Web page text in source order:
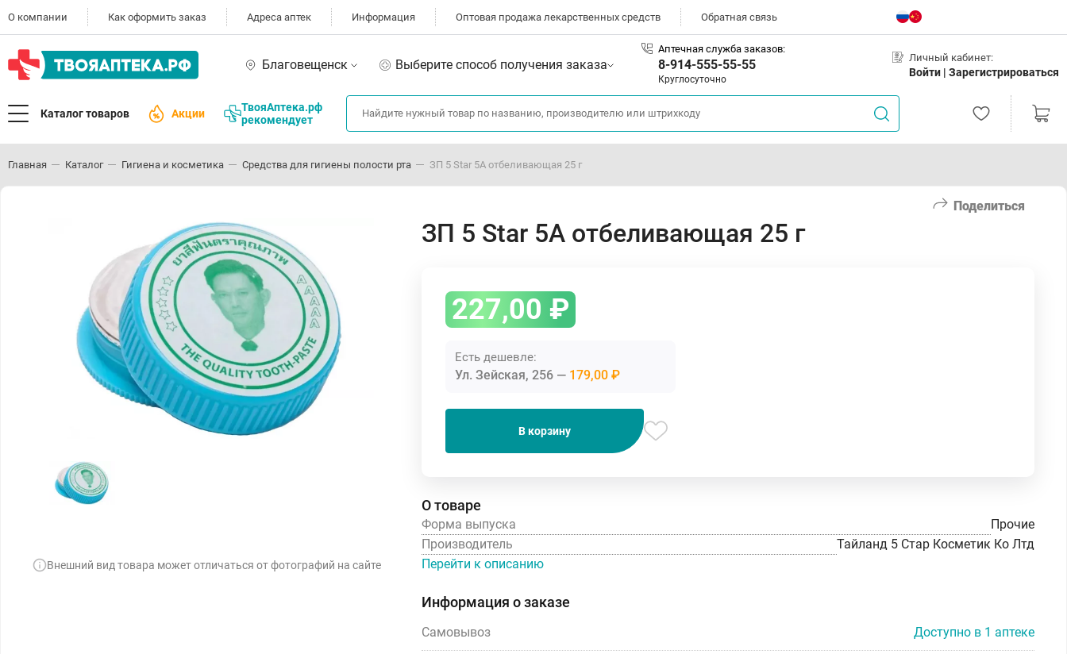
О компании Как оформить заказ Адреса аптек Информация Оптовая продажа лекарственных средств Обратная связь
Благовещенск Выберите способ получения заказа
Аптечная служба заказов:
8-914-555-55-55
Круглосуточно
Личный кабинет:
Войти | Зарегистрироваться
Каталог товаров Акции
ТвояАптека.рф
рекомендует
Главная Каталог Гигиена и косметика Средства для гигиены полости рта ЗП 5 Star 5А отбеливающая 25 г
Поделиться
Внешний вид товара может отличаться от фотографий на сайте
ЗП 5 Star 5А отбеливающая 25 г
227,00 ₽
Есть дешевле:
Ул. Зейская, 256 179,00 ₽
В корзину
О товаре
Форма выпуска
Прочие
Производитель
Тайланд 5 Стар Косметик Ко Лтд
Перейти к описанию
Информация о заказе
Самовывоз Доступно в 1 аптеке